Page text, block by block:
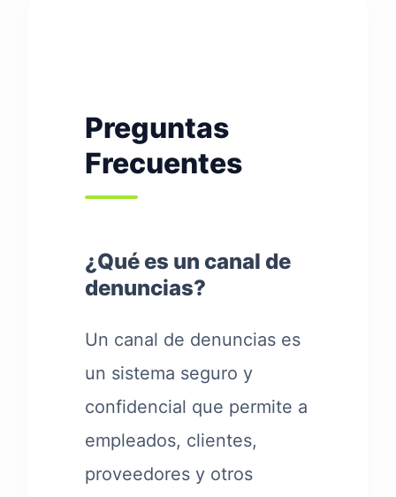
Preguntas
Frecuentes
¿Qué es un canal de
denuncias?
Un canal de denuncias es
un sistema seguro y
confidencial que permite a
empleados, clientes,
proveedores y otros